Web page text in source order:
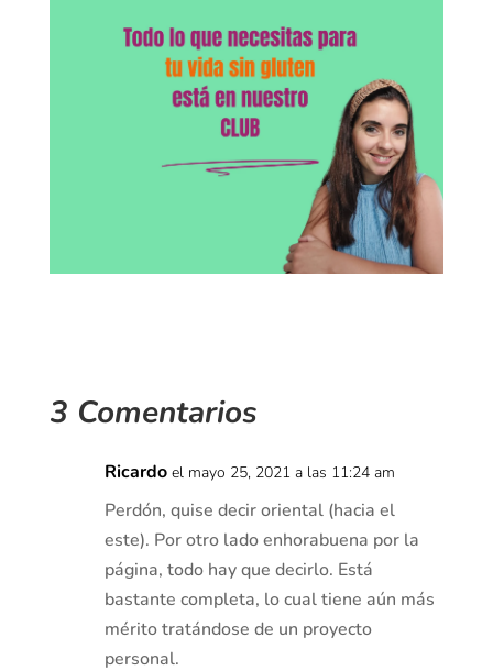
3 Comentarios
Ricardo el mayo 25, 2021 a las 11:24 am
Perdón, quise decir oriental (hacia el
este). Por otro lado enhorabuena por la
página, todo hay que decirlo. Está
bastante completa, lo cual tiene aún más
mérito tratándose de un proyecto
personal.